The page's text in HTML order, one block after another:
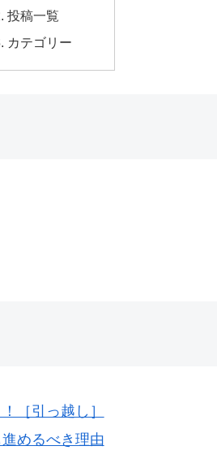
投稿一覧
カテゴリー
［引っ越し］
めるべき理由